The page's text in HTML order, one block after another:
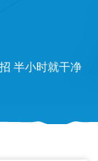
半小时就干净